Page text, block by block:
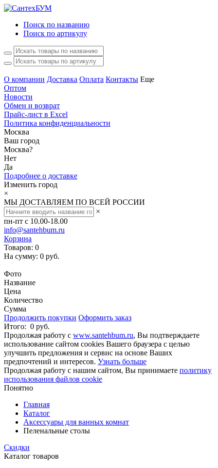
Поиск по названию
Поиск по артикулу
О компании Доставка Оплата Контакты Еще
Оптом
Новости
Обмен и возврат
Прайс-лист в Excel
Политика конфиденциальности
Москва
Ваш город
Москва?
Нет
Да
Подробнее о доставке
Изменить город
×
МЫ ДОСТАВЛЯЕМ ПО ВСЕЙ РОССИИ
×
пн-пт с 10.00-18.00
info@santehbum.ru
Корзина
Товаров: 0
На сумму: 0 руб.
Фото
Название
Цена
Количество
Сумма
Продолжить покупки Оформить заказ
Итого: 0 руб.
Продолжая работу с www.santehbum.ru, Вы подтверждаете
использование сайтом cookies Вашего браузера с целью
улучшить предложения и сервис на основе Ваших
предпочтений и интересов. Узнать больше
Продолжая работу с нашим сайтом, Вы принимаете политику
использования файлов cookie
Понятно
Главная
Каталог
Аксессуары для ванных комнат
Пеленальные столы
Скидки
Каталог товаров